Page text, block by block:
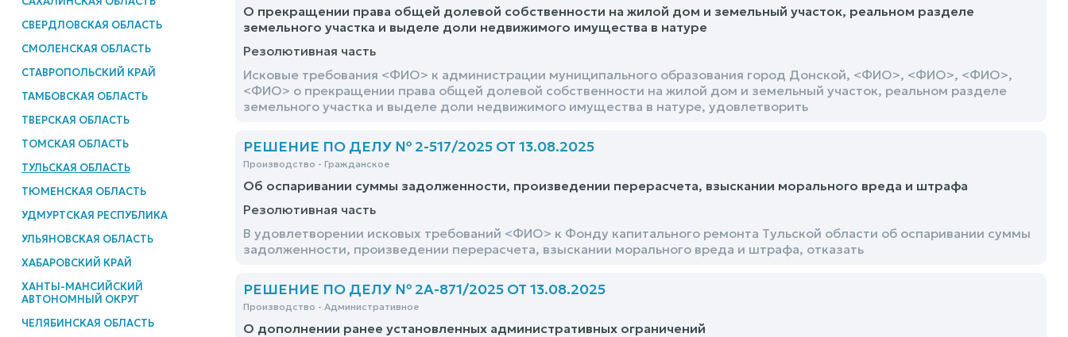
СВЕРДЛОВСКАЯ ОБЛАСТЬ
СМОЛЕНСКАЯ ОБЛАСТЬ
СТАВРОПОЛЬСКИЙ КРАЙ
ТАМБОВСКАЯ ОБЛАСТЬ
ТВЕРСКАЯ ОБЛАСТЬ
ТОМСКАЯ ОБЛАСТЬ
ТУЛЬСКАЯ ОБЛАСТЬ
ТЮМЕНСКАЯ ОБЛАСТЬ
УДМУРТСКАЯ РЕСПУБЛИКА
УЛЬЯНОВСКАЯ ОБЛАСТЬ
ХАБАРОВСКИЙ КРАЙ
ХАНТЫ-МАНСИЙСКИЙ
АВТОНОМНЫЙ ОКРУГ
ЧЕЛЯБИНСКАЯ ОБЛАСТЬ
О прекращении права общей долевой собственности на жилой дом и земельный участок, реальном разделе
земельного участка и выделе доли недвижимого имущества в натуре
Резолютивная часть
Исковые требования <ФИО> к администрации муниципального образования город Донской, <ФИО>, <ФИО>, <ФИО>,
<ФИО> о прекращении права общей долевой собственности на жилой дом и земельный участок, реальном разделе
земельного участка и выделе доли недвижимого имущества в натуре, удовлетворить
РЕШЕНИЕ ПО ДЕЛУ № 2-517/2025 ОТ 13.08.2025
Производство - Гражданское
Об оспаривании суммы задолженности, произведении перерасчета, взыскании морального вреда и штрафа
Резолютивная часть
В удовлетворении исковых требований <ФИО> к Фонду капитального ремонта Тульской области об оспаривании суммы
задолженности, произведении перерасчета, взыскании морального вреда и штрафа, отказать
РЕШЕНИЕ ПО ДЕЛУ № 2А-871/2025 ОТ 13.08.2025
Производство - Административное
О дополнении ранее установленных административных ограничений